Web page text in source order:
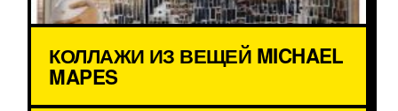
КОЛЛАЖИ ИЗ ВЕЩЕЙ MICHAEL
MAPES